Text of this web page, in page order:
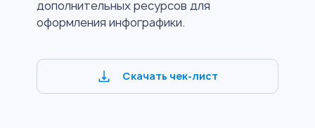
дополнительных ресурсов для
оформления инфографики.
Скачать чек-лист